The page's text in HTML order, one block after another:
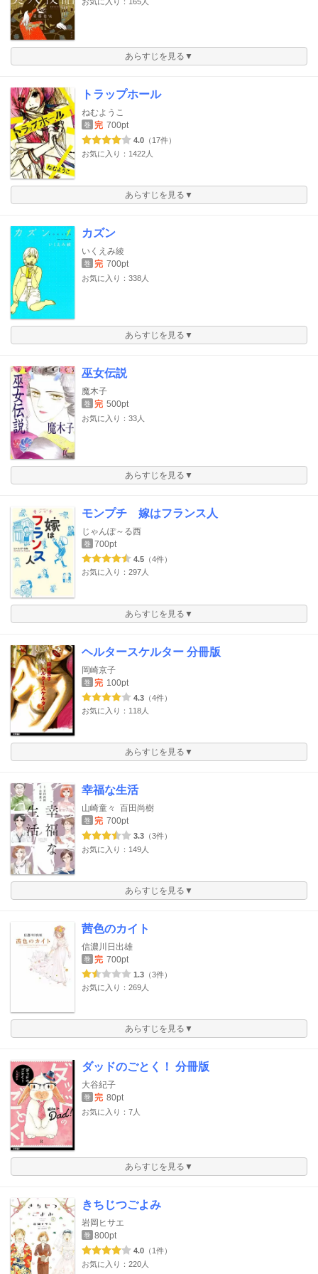
あらすじを見る▼
トラップホール
ねむようこ
巻 完 700pt
4.0 （17件）
お気に入り：1422人
あらすじを見る▼
カズン
いくえみ綾
巻 完 700pt
お気に入り：338人
あらすじを見る▼
巫女伝説
魔木子
巻 完 500pt
お気に入り：33人
あらすじを見る▼
モンプチ 嫁はフランス人
じゃんぽ～る西
巻 700pt
4.5 （4件）
お気に入り：297人
あらすじを見る▼
ヘルタースケルター 分冊版
岡崎京子
巻 完 100pt
4.3 （4件）
お気に入り：118人
あらすじを見る▼
幸福な生活
山崎童々 百田尚樹
巻 完 700pt
3.3 （3件）
お気に入り：149人
あらすじを見る▼
茜色のカイト
信濃川日出雄
巻 完 700pt
1.3 （3件）
お気に入り：269人
あらすじを見る▼
ダッドのごとく！ 分冊版
大谷紀子
巻 完 80pt
お気に入り：7人
あらすじを見る▼
きちじつごよみ
岩岡ヒサエ
巻 800pt
4.0 （1件）
お気に入り：220人